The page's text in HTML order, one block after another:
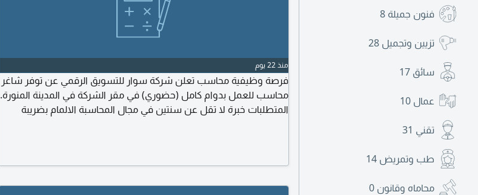
فنون جميلة 8
تزيين وتجميل 28
سائق 17
عمال 10
تقني 31
طب وتمريض 14
محاماه وقانون 0
منذ 22 يوم
فرصة وظيفية محاسب تعلن شركة سوار للتسويق الرقمي عن توفر شاغر
محاسب للعمل بدوام كامل (حضوري) في مقر الشركة في المدينة المنورة.
المتطلبات خبرة لا تقل عن سنتين في مجال المحاسبة الالمام بضريبة
وبرامج